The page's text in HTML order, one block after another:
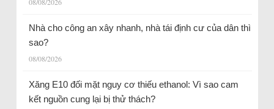
Nhà cho công an xây nhanh, nhà tái định cư của dân thì
sao?
08/08/2026
Xăng E10 đối mặt nguy cơ thiếu ethanol: Vì sao cam
kết nguồn cung lại bị thử thách?